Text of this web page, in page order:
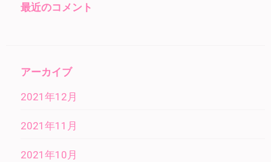
最近のコメント
アーカイブ
2021年12月
2021年11月
2021年10月